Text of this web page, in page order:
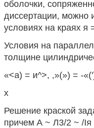
оболочки,
диссертации, можно
условиях на краях я
Условия на
толщине
«<а) = и^>, ,»(») = -
х
Решение краской
причем А ~ Л3/2 ~ /Iя